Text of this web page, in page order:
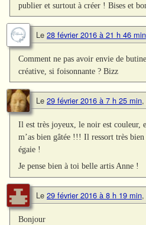
publier et surtout à créer ! Bises et
Le 28 février 2016 à 21 h 46 min
Comment ne pas avoir envie de
créative, si foisonnante ? Bizz
Le 29 février 2016 à 7 h 25 min,
Il est très joyeux, le noir est couleur,
m’as bien gâtée !!! Il ressort très bien
égaie !
Je pense bien à toi belle artis Anne !
Le 29 février 2016 à 8 h 19 min,
Bonjour